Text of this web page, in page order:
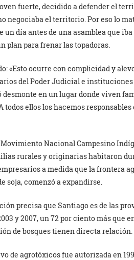
fuerte, decidido a defender el
negociaba el territorio. Por eso lo
día antes de una asamblea que
plan para frenar las topadoras.
«Esto ocurre con complicidad y
del Poder Judicial e
en un lugar donde viven
ellos los hacemos
Nacional Campesino
rurales y originarias habitaron
a medida que la frontera
comenzó a expandirse.
precisa que Santiago es de las
y 2007, un 72 por ciento más que
de bosques tienen directa relación.
de agrotóxicos fue autorizada en